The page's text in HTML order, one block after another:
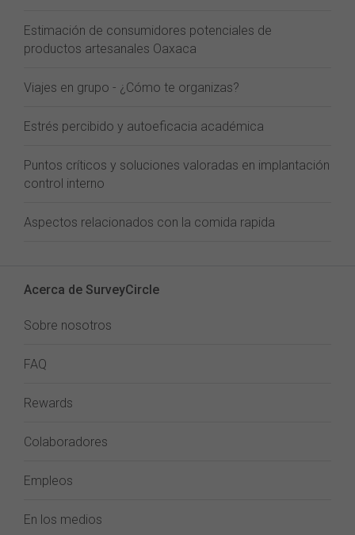
Estimación de consumidores potenciales de
productos artesanales Oaxaca
Viajes en grupo - ¿Cómo te organizas?
Estrés percibido y autoeficacia académica
Puntos críticos y soluciones valoradas en implantación
control interno
Aspectos relacionados con la comida rapida
Acerca de SurveyCircle
Sobre nosotros
FAQ
Rewards
Colaboradores
Empleos
En los medios